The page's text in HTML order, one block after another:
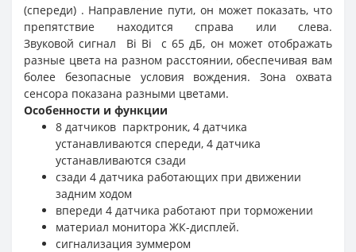
(спереди) . Направление пути, он может показать, что
препятствие находится справа или слева.
Звуковойсигнал Bi Bi с 65 дБ, он может отображать
разные цвета на разном расстоянии,обеспечивая вам
более безопасные условия вождения.Зона охвата
сенсора показана разными цветами.
Особенности и функции
8 датчиков парктроник, 4 датчика
устанавливаются спереди, 4 датчика
устанавливаются сзади
сзади 4 датчика работающих при движении
задним ходом
впереди 4 датчика работают при торможении
материал монитора ЖК-дисплей.
сигнализация зуммером